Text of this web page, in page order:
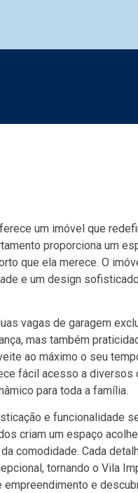
um imóvel que
proporciona um
que ela merece. O
e um design
vagas de garagem
mas também
ao máximo o seu
fácil acesso a
para toda a família.
e funcionalidade
criam um espaço
comodidade. Cada
tornando o Vila
e